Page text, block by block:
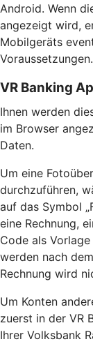
Android. Wenn
angezeigt wird,
Mobilgeräts
Voraussetzungen.
VR Banking
Ihnen werden
im Browser
Daten.
Um eine
durchzuführen,
auf das Symbol
eine Rechnung,
Code als
werden nach
Rechnung wird
Um Konten
zuerst in der VR
Ihrer Volksbank